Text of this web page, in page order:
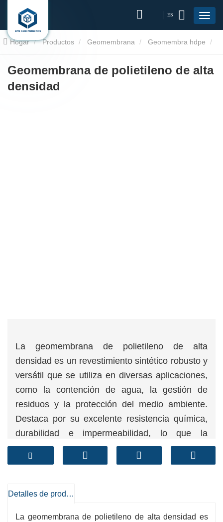
ES
Hogar Productos Geomembrana Geomembra hdpe
Geomembrana de polietileno de alta densidad
Geomembrana de polietileno de alta
densidad
La geomembrana de polietileno de alta
densidad es un revestimiento sintético robusto y
versátil que se utiliza en diversas aplicaciones,
como la contención de agua, la gestión de
residuos y la protección del medio ambiente.
Destaca por su excelente resistencia química,
durabilidad e impermeabilidad, lo que la
convierte en una excelente opción para
numerosos proyectos de ingeniería.
peligrosos.
Detalles de producto
La geomembrana de polietileno de alta densidad es